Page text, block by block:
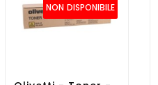
NON DISPONIBILE